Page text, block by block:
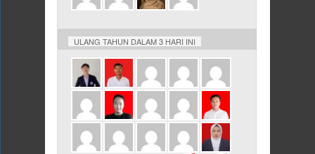
ULANG TAHUN DALAM 3 HARI INI